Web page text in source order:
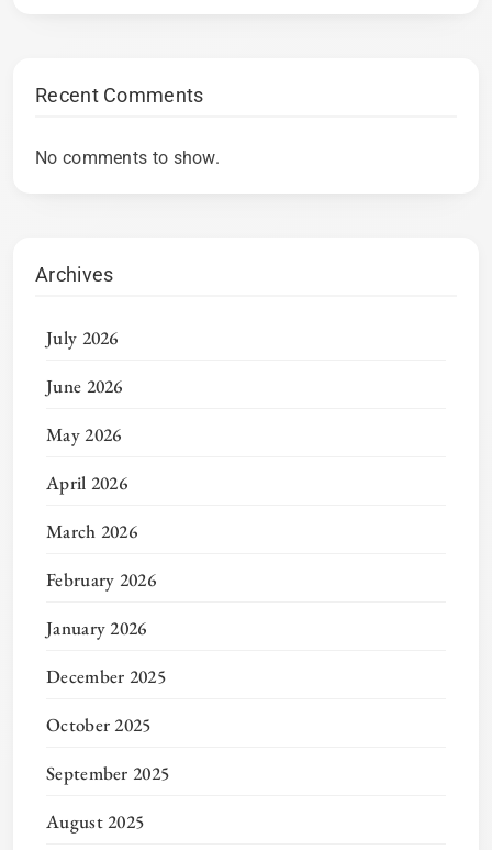
Recent Comments
No comments to show.
Archives
July 2026
June 2026
May 2026
April 2026
March 2026
February 2026
January 2026
December 2025
October 2025
September 2025
August 2025